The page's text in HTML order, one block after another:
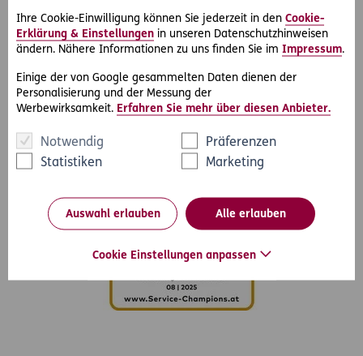
Ihre Cookie-Einwilligung können Sie jederzeit in den Cookie-
Erklärung & Einstellungen in unseren Datenschutzhinweisen
ändern. Nähere Informationen zu uns finden Sie im Impressum.
Einige der von Google gesammelten Daten dienen der
Personalisierung und der Messung der
Werbewirksamkeit. Erfahren Sie mehr über diesen Anbieter.
Notwendig
Präferenzen
Statistiken
Marketing
Auswahl erlauben Alle erlauben
Cookie Einstellungen anpassen
Inhaltsübersicht
Unser Angebot
Über ERGO